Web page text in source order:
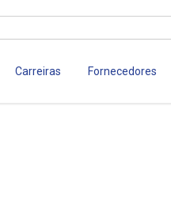
Carreiras Fornecedores